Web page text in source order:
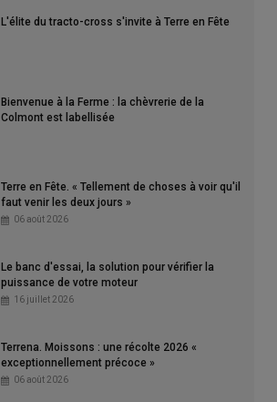
L'élite du tracto-cross s'invite à Terre en Fête
Bienvenue à la Ferme : la chèvrerie de la
Colmont est labellisée
Terre en Fête. « Tellement de choses à voir qu'il
faut venir les deux jours »
06 août 2026
Le banc d'essai, la solution pour vérifier la
puissance de votre moteur
16 juillet 2026
Terrena. Moissons : une récolte 2026 «
exceptionnellement précoce »
06 août 2026